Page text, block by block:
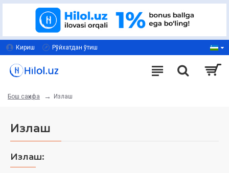
Кириш Рўйхатдан ўтиш
Бош саҳифа Излаш
Излаш
Излаш: